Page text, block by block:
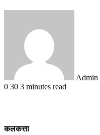
Admin
0 30 3 minutes read
कलकत्ता